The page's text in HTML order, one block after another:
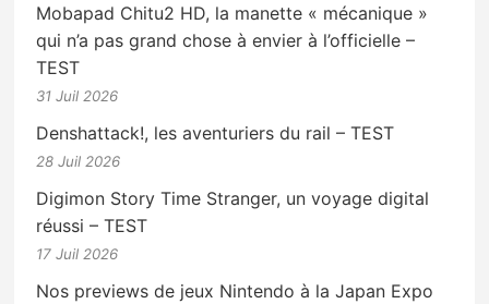
Mobapad Chitu2 HD, la manette « mécanique »
qui n’a pas grand chose à envier à l’officielle –
TEST
31 Juil 2026
Denshattack!, les aventuriers du rail – TEST
28 Juil 2026
Digimon Story Time Stranger, un voyage digital
réussi – TEST
17 Juil 2026
Nos previews de jeux Nintendo à la Japan Expo